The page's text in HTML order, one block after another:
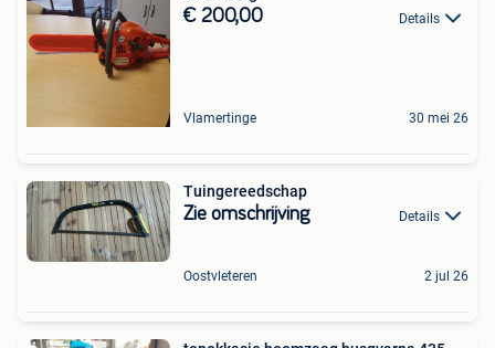
€ 200,00 Details
Vlamertinge 30 mei 26
Tuingereedschap
Zie omschrijving Details
Oostvleteren 2 jul 26